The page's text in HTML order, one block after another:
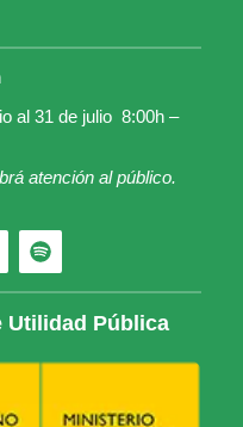
al 31 de julio 8:00h –
atención al público.
Utilidad Pública